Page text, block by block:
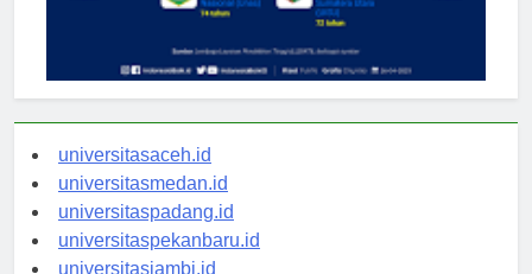
universitasaceh.id
universitasmedan.id
universitaspadang.id
universitaspekanbaru.id